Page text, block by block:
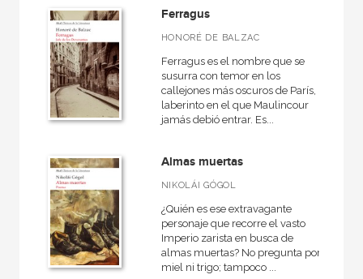
General
Historia de la literatura
VER TODAS... (12)
50 Aniversario
Anverso
Arealonga - Letras galegas
Arqueología
Ferragus
HONORÉ DE BALZAC
Ferragus es el nombre que se
susurra con temor en los
callejones más oscuros de París,
laberinto en el que Maulincour
jamás debió entrar. Es...
Almas muertas
NIKOLÁI GÓGOL
¿Quién es ese extravagante
personaje que recorre el vasto
Imperio zarista en busca de
almas muertas? No pregunta por
miel ni trigo; tampoco ...